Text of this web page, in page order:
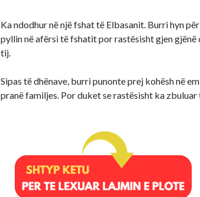
Ka ndodhur në një fshat të Elbasanit. Burri hyn
pyllin në afërsi të fshatit por rastësisht gjen
tij.
Sipas të dhënave, burri punonte prej kohësh në
pranë familjes. Por duket se rastësisht ka zbuluar